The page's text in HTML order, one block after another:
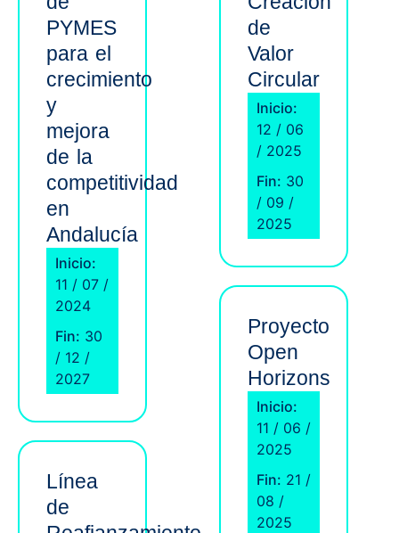
PYMES
para el
crecimiento
y
mejora
de la
competitividad
en
Andalucía
Inicio:
11 / 07 /
2024
Fin: 30
/ 12 /
2027
Línea
de
de
Valor
Circular
Inicio:
12 / 06
/ 2025
Fin: 30
/ 09 /
2025
Proyecto
Open
Horizons
Inicio:
11 / 06 /
2025
Fin: 21 /
08 /
2025